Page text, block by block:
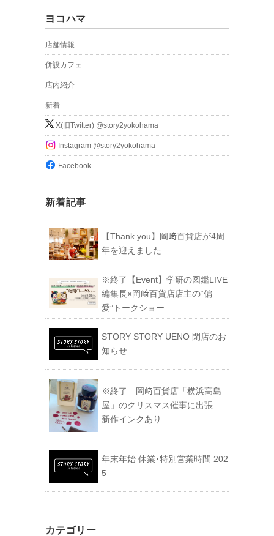
ヨコハマ
店舗情報
併設カフェ
店内紹介
新着
X(旧Twitter) @story2yokohama
Instagram @story2yokohama
Facebook
新着記事
【Thank you】岡﨑百貨店が4周
年を迎えました
※終了【Event】学研の図鑑LIVE
編集長×岡﨑百貨店店主の“偏
愛”トークショー
STORY STORY UENO 閉店のお
知らせ
※終了 岡﨑百貨店「横浜高島
屋」のクリスマス催事に出張 –
新作インクあり
年末年始 休業･特別営業時間 202
5
カテゴリー